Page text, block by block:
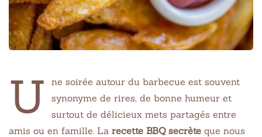
U
ne soirée autour du barbecue est souvent
synonyme de rires, de bonne humeur et
surtout de délicieux mets partagés entre
amis ou en famille. La recette BBQ secrète que nous